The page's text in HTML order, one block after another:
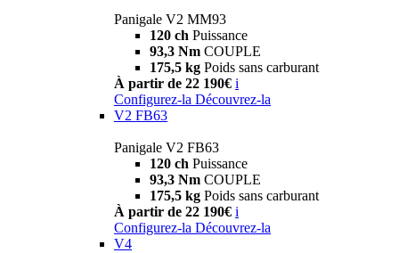
Panigale V2 MM93
120 ch Puissance
93,3 Nm COUPLE
175,5 kg Poids sans carburant
À partir de 22 190€ i
Configurez-la Découvrez-la
V2 FB63
Panigale V2 FB63
120 ch Puissance
93,3 Nm COUPLE
175,5 kg Poids sans carburant
À partir de 22 190€ i
Configurez-la Découvrez-la
V4